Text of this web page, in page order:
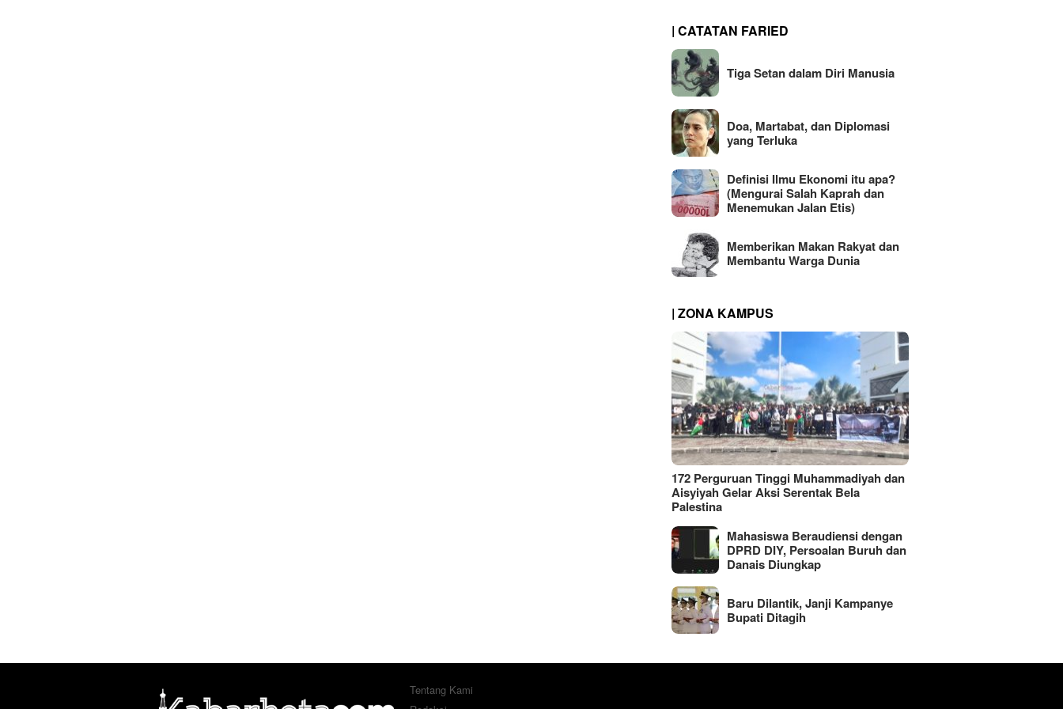
| CATATAN FARIED
Tiga Setan dalam Diri Manusia
Doa, Martabat, dan Diplomasi
yang Terluka
Definisi Ilmu Ekonomi itu apa?
(Mengurai Salah Kaprah dan
Menemukan Jalan Etis)
Memberikan Makan Rakyat dan
Membantu Warga Dunia
| ZONA KAMPUS
172 Perguruan Tinggi Muhammadiyah dan
Aisyiyah Gelar Aksi Serentak Bela
Palestina
Mahasiswa Beraudiensi dengan
DPRD DIY, Persoalan Buruh dan
Danais Diungkap
Baru Dilantik, Janji Kampanye
Bupati Ditagih
Tentang Kami